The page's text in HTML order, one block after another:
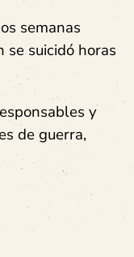
semanas
se suicidó horas
y
de guerra,